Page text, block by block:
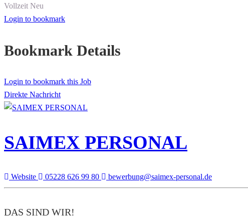
Vollzeit Neu
Login to bookmark
Bookmark Details
Login to bookmark this Job
Direkte Nachricht
SAIMEX PERSONAL
Website 05228 626 99 80 bewerbung@saimex-personal.de
DAS SIND WIR!